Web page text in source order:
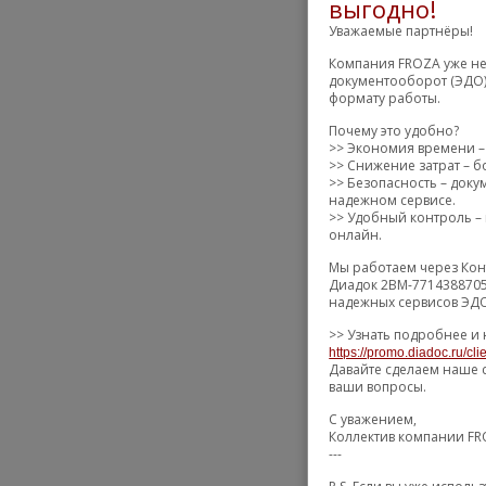
выгодно!
Уважаемые партнёры!
Компания FROZA уже
документооборот
формату работы.
Почему это удобно?
>> Экономия времени
>> Снижение затрат –
>> Безопасность –
надежном сервисе.
>> Удобный контроль –
онлайн.
Мы работаем через
Диадок 2BM-
надежных сервисов
>> Узнать подробнее и
https://promo.diadoc.ru/
Давайте сделаем наше
ваши вопросы.
С уважением,
Коллектив компании
---